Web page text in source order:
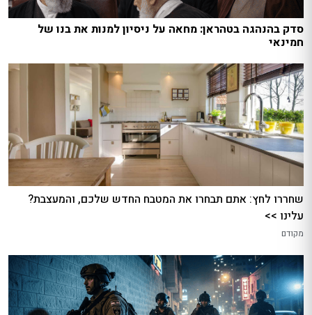
סדק בהנהגה בטהראן: מחאה על ניסיון למנות את בנו של
חמינאי
שחררו לחץ: אתם תבחרו את המטבח החדש שלכם, והמעצבת?
עלינו >>
מקודם